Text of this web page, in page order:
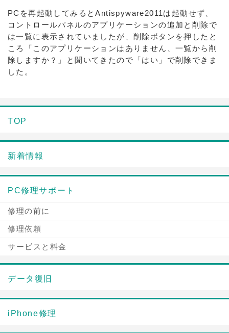
PCを再起動してみるとAntispyware2011は起動せず、
コントロールパネルのアプリケーションの追加と削除で
は一覧に表示されていましたが、削除ボタンを押したと
ころ「このアプリケーションはありません、一覧から削
除しますか？」と聞いてきたので「はい」で削除できま
した。
TOP
新着情報
PC修理サポート
修理の前に
修理依頼
サービスと料金
データ復旧
iPhone修理